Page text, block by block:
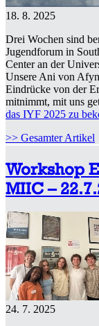
18. 8. 2025
Drei Wochen sind
Jugendforum in
Center an der
Unsere Ani von
Eindrücke von der
mitnimmt, mit uns
das IYF 2025 zu
>> Gesamter Artikel
Workshop
MIIC –
24. 7. 2025